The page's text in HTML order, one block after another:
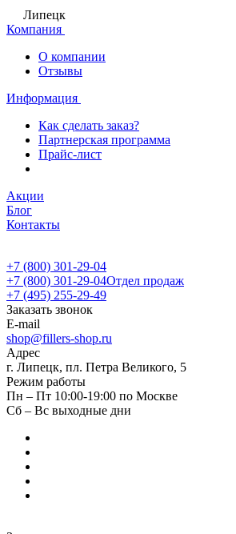
Липецк
Компания
О компании
Отзывы
Информация
Как сделать заказ?
Партнерская программа
Прайс-лист
Акции
Блог
Контакты
+7 (800) 301-29-04
+7 (800) 301-29-04Отдел продаж
+7 (495) 255-29-49
Заказать звонок
E-mail
shop@fillers-shop.ru
Адрес
г. Липецк, пл. Петра Великого, 5
Режим работы
Пн – Пт 10:00-19:00 по Москве
Сб – Вс выходные дни